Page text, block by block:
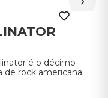
é o décimo
de rock americana